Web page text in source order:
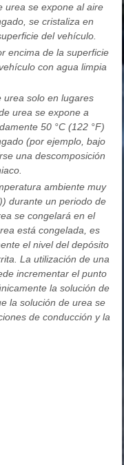
urea se expone al aire
se cristaliza en
del vehículo.
encima de la superficie
con agua limpia
urea solo en lugares
urea se expone a
50 °C (122 °F)
(por ejemplo, bajo
una descomposición
ambiente muy
durante un periodo de
se congelará en el
está congelada, es
el nivel del depósito
La utilización de una
incrementar el punto
la solución de
la solución de urea se
de conducción y la